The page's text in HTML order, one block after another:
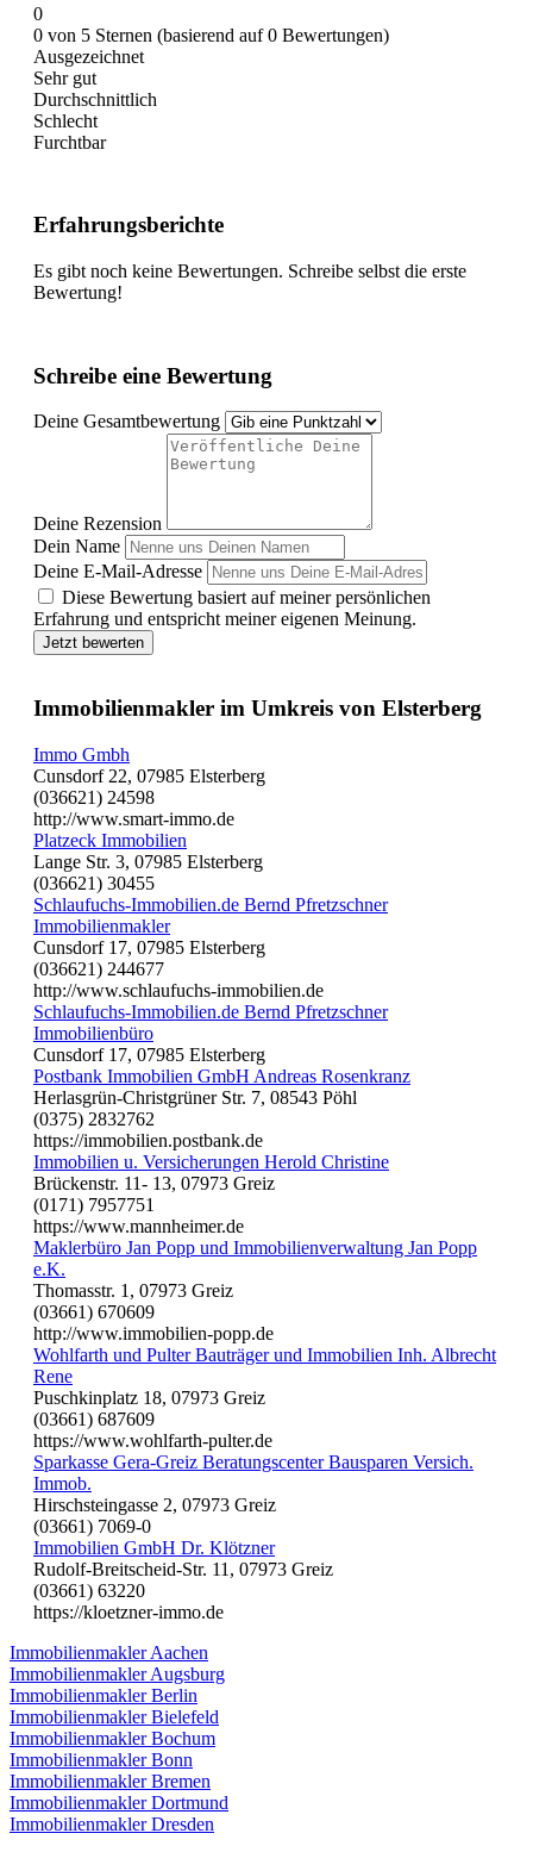
0
0 von 5 Sternen (basierend auf 0 Bewertungen)
Ausgezeichnet
Sehr gut
Durchschnittlich
Schlecht
Furchtbar
Erfahrungsberichte
Es gibt noch keine Bewertungen. Schreibe selbst die erste
Bewertung!
Schreibe eine Bewertung
Deine Gesamtbewertung
Deine Rezension
Dein Name
Deine E-Mail-Adresse
Diese Bewertung basiert auf meiner persönlichen
Erfahrung und entspricht meiner eigenen Meinung.
Jetzt bewerten
Immobilienmakler im Umkreis von Elsterberg
Immo Gmbh
Cunsdorf 22, 07985 Elsterberg
(036621) 24598
http://www.smart-immo.de
Platzeck Immobilien
Lange Str. 3, 07985 Elsterberg
(036621) 30455
Schlaufuchs-Immobilien.de Bernd Pfretzschner
Immobilienmakler
Cunsdorf 17, 07985 Elsterberg
(036621) 244677
http://www.schlaufuchs-immobilien.de
Schlaufuchs-Immobilien.de Bernd Pfretzschner
Immobilienbüro
Cunsdorf 17, 07985 Elsterberg
Postbank Immobilien GmbH Andreas Rosenkranz
Herlasgrün-Christgrüner Str. 7, 08543 Pöhl
(0375) 2832762
https://immobilien.postbank.de
Immobilien u. Versicherungen Herold Christine
Brückenstr. 11- 13, 07973 Greiz
(0171) 7957751
https://www.mannheimer.de
Maklerbüro Jan Popp und Immobilienverwaltung Jan Popp
e.K.
Thomasstr. 1, 07973 Greiz
(03661) 670609
http://www.immobilien-popp.de
Wohlfarth und Pulter Bauträger und Immobilien Inh. Albrecht
Rene
Puschkinplatz 18, 07973 Greiz
(03661) 687609
https://www.wohlfarth-pulter.de
Sparkasse Gera-Greiz Beratungscenter Bausparen Versich.
Immob.
Hirschsteingasse 2, 07973 Greiz
(03661) 7069-0
Immobilien GmbH Dr. Klötzner
Rudolf-Breitscheid-Str. 11, 07973 Greiz
(03661) 63220
https://kloetzner-immo.de
Immobilienmakler Aachen
Immobilienmakler Augsburg
Immobilienmakler Berlin
Immobilienmakler Bielefeld
Immobilienmakler Bochum
Immobilienmakler Bonn
Immobilienmakler Bremen
Immobilienmakler Dortmund
Immobilienmakler Dresden